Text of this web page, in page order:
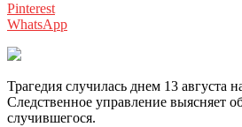
Pinterest
WhatsApp
Трагедия случилась днем 13 августа
Следственное управление выясняет
случившегося.